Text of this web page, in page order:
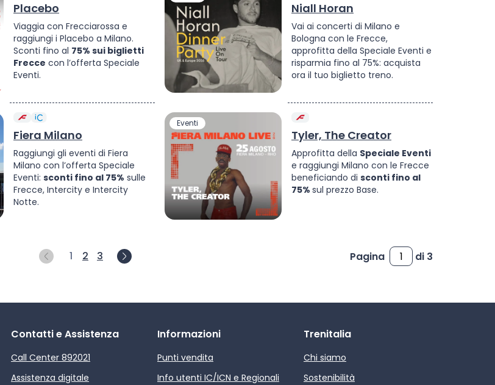
Placebo
Viaggia con Frecciarossa e
raggiungi i Placebo a Milano.
Sconti fino al 75% sui biglietti
Frecce con l’offerta Speciale
Eventi.
Niall Horan
Vai ai concerti di Milano e
Bologna con le Frecce,
approfitta della Speciale Eventi e
risparmia fino al 75%: acquista
ora il tuo biglietto treno.
Fiera Milano
Raggiungi gli eventi di Fiera
Milano con l’offerta Speciale
Eventi: sconti fino al 75% sulle
Frecce, Intercity e Intercity
Notte.
Eventi
Tyler, The Creator
Approfitta della Speciale Eventi
e raggiungi Milano con le Frecce
beneficiando di sconti fino al
75% sul prezzo Base.
1 2 3 Pagina di 3
Contatti e Assistenza
Call Center 892021
Assistenza digitale
Informazioni
Punti vendita
Info utenti IC/ICN e Regionali
Trenitalia
Chi siamo
Sostenibilità